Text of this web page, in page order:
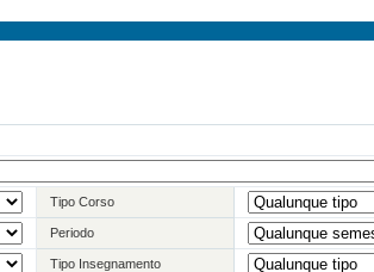
Tipo Corso
Periodo
Tipo Insegnamento